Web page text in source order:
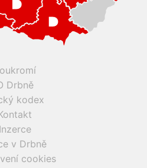
Drbně
kodex
Inzerce
v Drbně
cookies